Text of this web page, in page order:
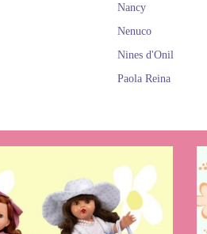
Nancy
Nenuco
Nines d'Onil
Paola Reina